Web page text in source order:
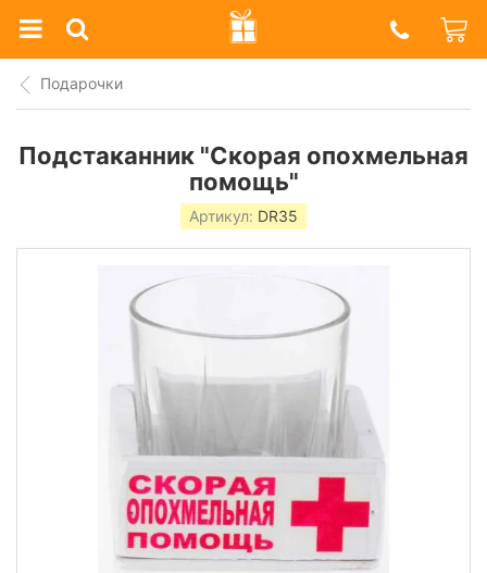
Prazdnik
Shop
Подарочки
Подстаканник "Скорая опохмельная
помощь"
Артикул: DR35